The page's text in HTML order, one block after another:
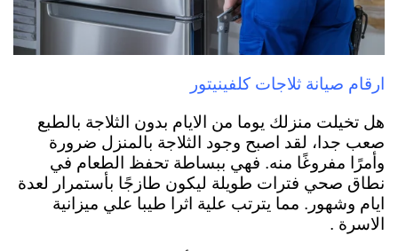
ارقام صيانة ثلاجات كلفينيتور
هل تخيلت منزلك يوما من الايام بدون الثلاجة بالطبع
صعب جدا، لقد اصبح وجود الثلاجة بالمنزل ضرورة
وأمرًا مفروغًا منه. فهي ببساطة تحفظ الطعام في
نطاق صحي فترات طويلة ليكون طازجًا بأستمرار لعدة
ايام وشهور. مما يترتب علية اثرا طيبا علي ميزانية
الاسرة .